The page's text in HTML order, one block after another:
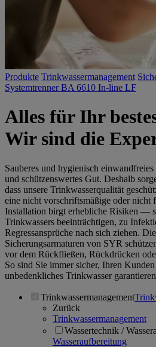
Produkte Trinkwassermanagement
Systemtrenner BA 6610 In-line LF
Alles für Ihr
Wir sind die
Sauberes und hygienisch
und schützenswertes Gut. Deshalb
dass unsere Trinkwasserqualität
eine nicht vorschriftsmäßige oder nicht
Installation birgt erhebliche Risiken —
Trinkwassers beeinträchtigen, zu
Regressansprüche nach sich ziehen.
Sicherungsarmaturen von SYR
vor dem Rückfließen, Rückdrücken
So sind Sie immer sicher, Ihren
unbedenkliches Trinkwasser
Trinkwassermanagement
Zurück
Trinkwassermanagement
Wassertechnik /
Wasseraufbereitung